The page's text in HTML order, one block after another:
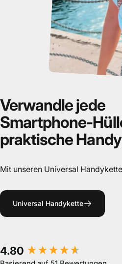
Verwandlejede
Smartphone-
praktische
Mit unseren Universal
Universal Handykette
4.80
New content loaded